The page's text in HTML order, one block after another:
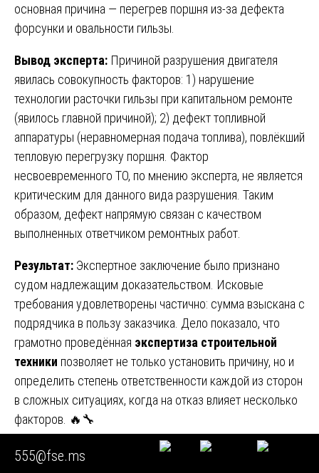
основная причина — перегрев поршня из-за дефекта
форсунки и овальности гильзы.
Вывод эксперта: Причиной разрушения двигателя
явилась совокупность факторов: 1) нарушение
технологии расточки гильзы при капитальном ремонте
(явилось главной причиной); 2) дефект топливной
аппаратуры (неравномерная подача топлива), повлёкший
тепловую перегрузку поршня. Фактор
несвоевременного ТО, по мнению эксперта, не является
критическим для данного вида разрушения. Таким
образом, дефект напрямую связан с качеством
выполненных ответчиком ремонтных работ.
Результат: Экспертное заключение было признано
судом надлежащим доказательством. Исковые
требования удовлетворены частично: сумма взыскана с
подрядчика в пользу заказчика. Дело показало, что
грамотно проведённая экспертиза строительной
техники позволяет не только установить причину, но и
определить степень ответственности каждой из сторон
в сложных ситуациях, когда на отказ влияет несколько
факторов. 🔥🔧
Глава 8. Кейс № 4. Экспертиза вибрационного катка:
555@fse.ms